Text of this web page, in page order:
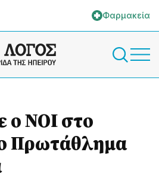
Φαρμακεία
ο ΝΟΙ στο
Πρωτάθλημα